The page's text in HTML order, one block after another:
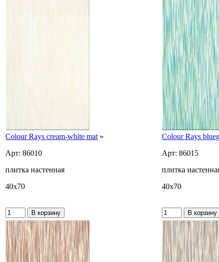
Colour Rays cream-white mat»
Арт: 86010
плитка настенная
40x70
Colour Rays
Арт: 86015
плитка
40x70